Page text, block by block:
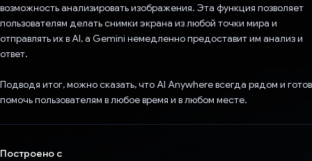
возможность анализировать изображения. Эта функция позволяет
пользователям делать снимки экрана из любой точки мира и
отправлять их в AI, а Gemini немедленно предоставит им анализ и
ответ.
Подводя итог, можно сказать, что AI Anywhere всегда рядом и готов
помочь пользователям в любое время и в любом месте.
Построено с